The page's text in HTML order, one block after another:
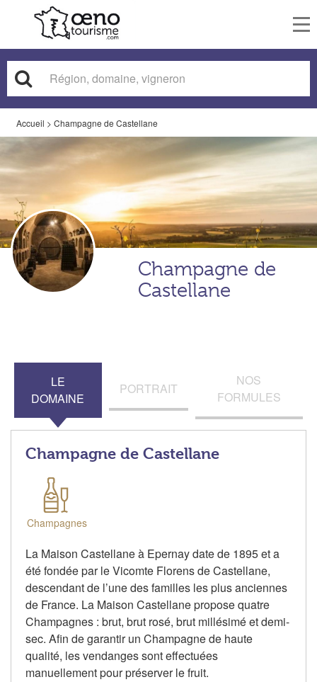
Accueil > Champagne de Castellane
Champagne de
Castellane
LE
DOMAINE
PORTRAIT
NOS
FORMULES
Champagne de Castellane
Champagnes
La Maison Castellane à Epernay date de 1895 et a
été fondée par le Vicomte Florens de Castellane,
descendant de l’une des familles les plus anciennes
de France. La Maison Castellane propose quatre
Champagnes : brut, brut rosé, brut millésimé et demi-
sec. Afin de garantir un Champagne de haute
qualité, les vendanges sont effectuées
manuellement pour préserver le fruit.